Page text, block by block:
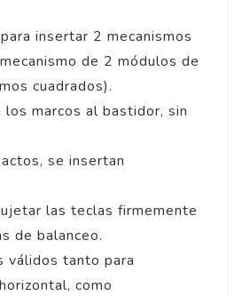
insertar 2 mecanismos
de 2 módulos de
cuadrados).
los marcos al bastidor, sin
se insertan
las teclas firmemente
de balanceo.
válidos tanto para
como